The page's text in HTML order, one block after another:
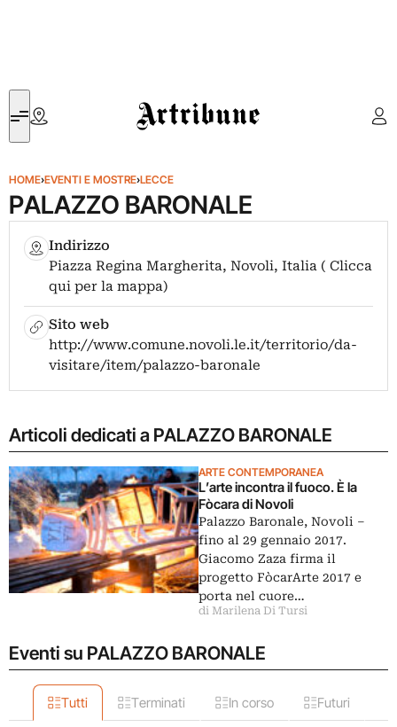
Artribune
HOME›EVENTI E MOSTRE›LECCE
PALAZZO BARONALE
Indirizzo
Piazza Regina Margherita, Novoli, Italia ( Clicca
qui per la mappa)
Sito web
http://www.comune.novoli.le.it/territorio/da-
visitare/item/palazzo-baronale
Articoli dedicati a PALAZZO BARONALE
ARTE CONTEMPORANEA
L’arte incontra il fuoco. È la
Fòcara di Novoli
Palazzo Baronale, Novoli –
fino al 29 gennaio 2017.
Giacomo Zaza firma il
progetto FòcarArte 2017 e
porta nel cuore…
di Marilena Di Tursi
Eventi su PALAZZO BARONALE
Tutti Terminati In corso Futuri